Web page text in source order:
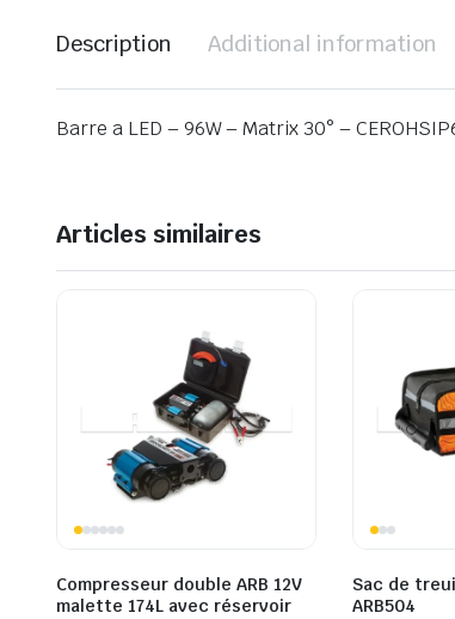
Description Additional information
Barre a LED – 96W – Matrix 30° –
Articles similaires
Compresseur double ARB 12V
malette 174L avec réservoir
Sac de
ARB504